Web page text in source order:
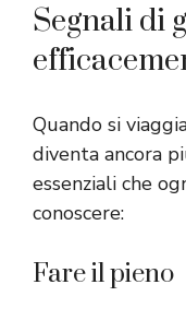
Segnali di
Quando si
diventa ancora
essenziali che
conoscere:
Fare il pieno